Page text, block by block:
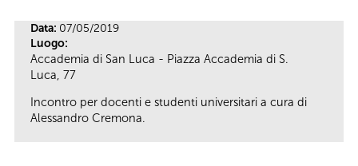
Data: 07/05/2019
Luogo:
Accademia di San Luca - Piazza Accademia di S.
Luca, 77
Incontro per docenti e studenti universitari a cura di
Alessandro Cremona.